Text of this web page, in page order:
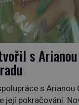
s Arianou
s Arianou
její pokračování.